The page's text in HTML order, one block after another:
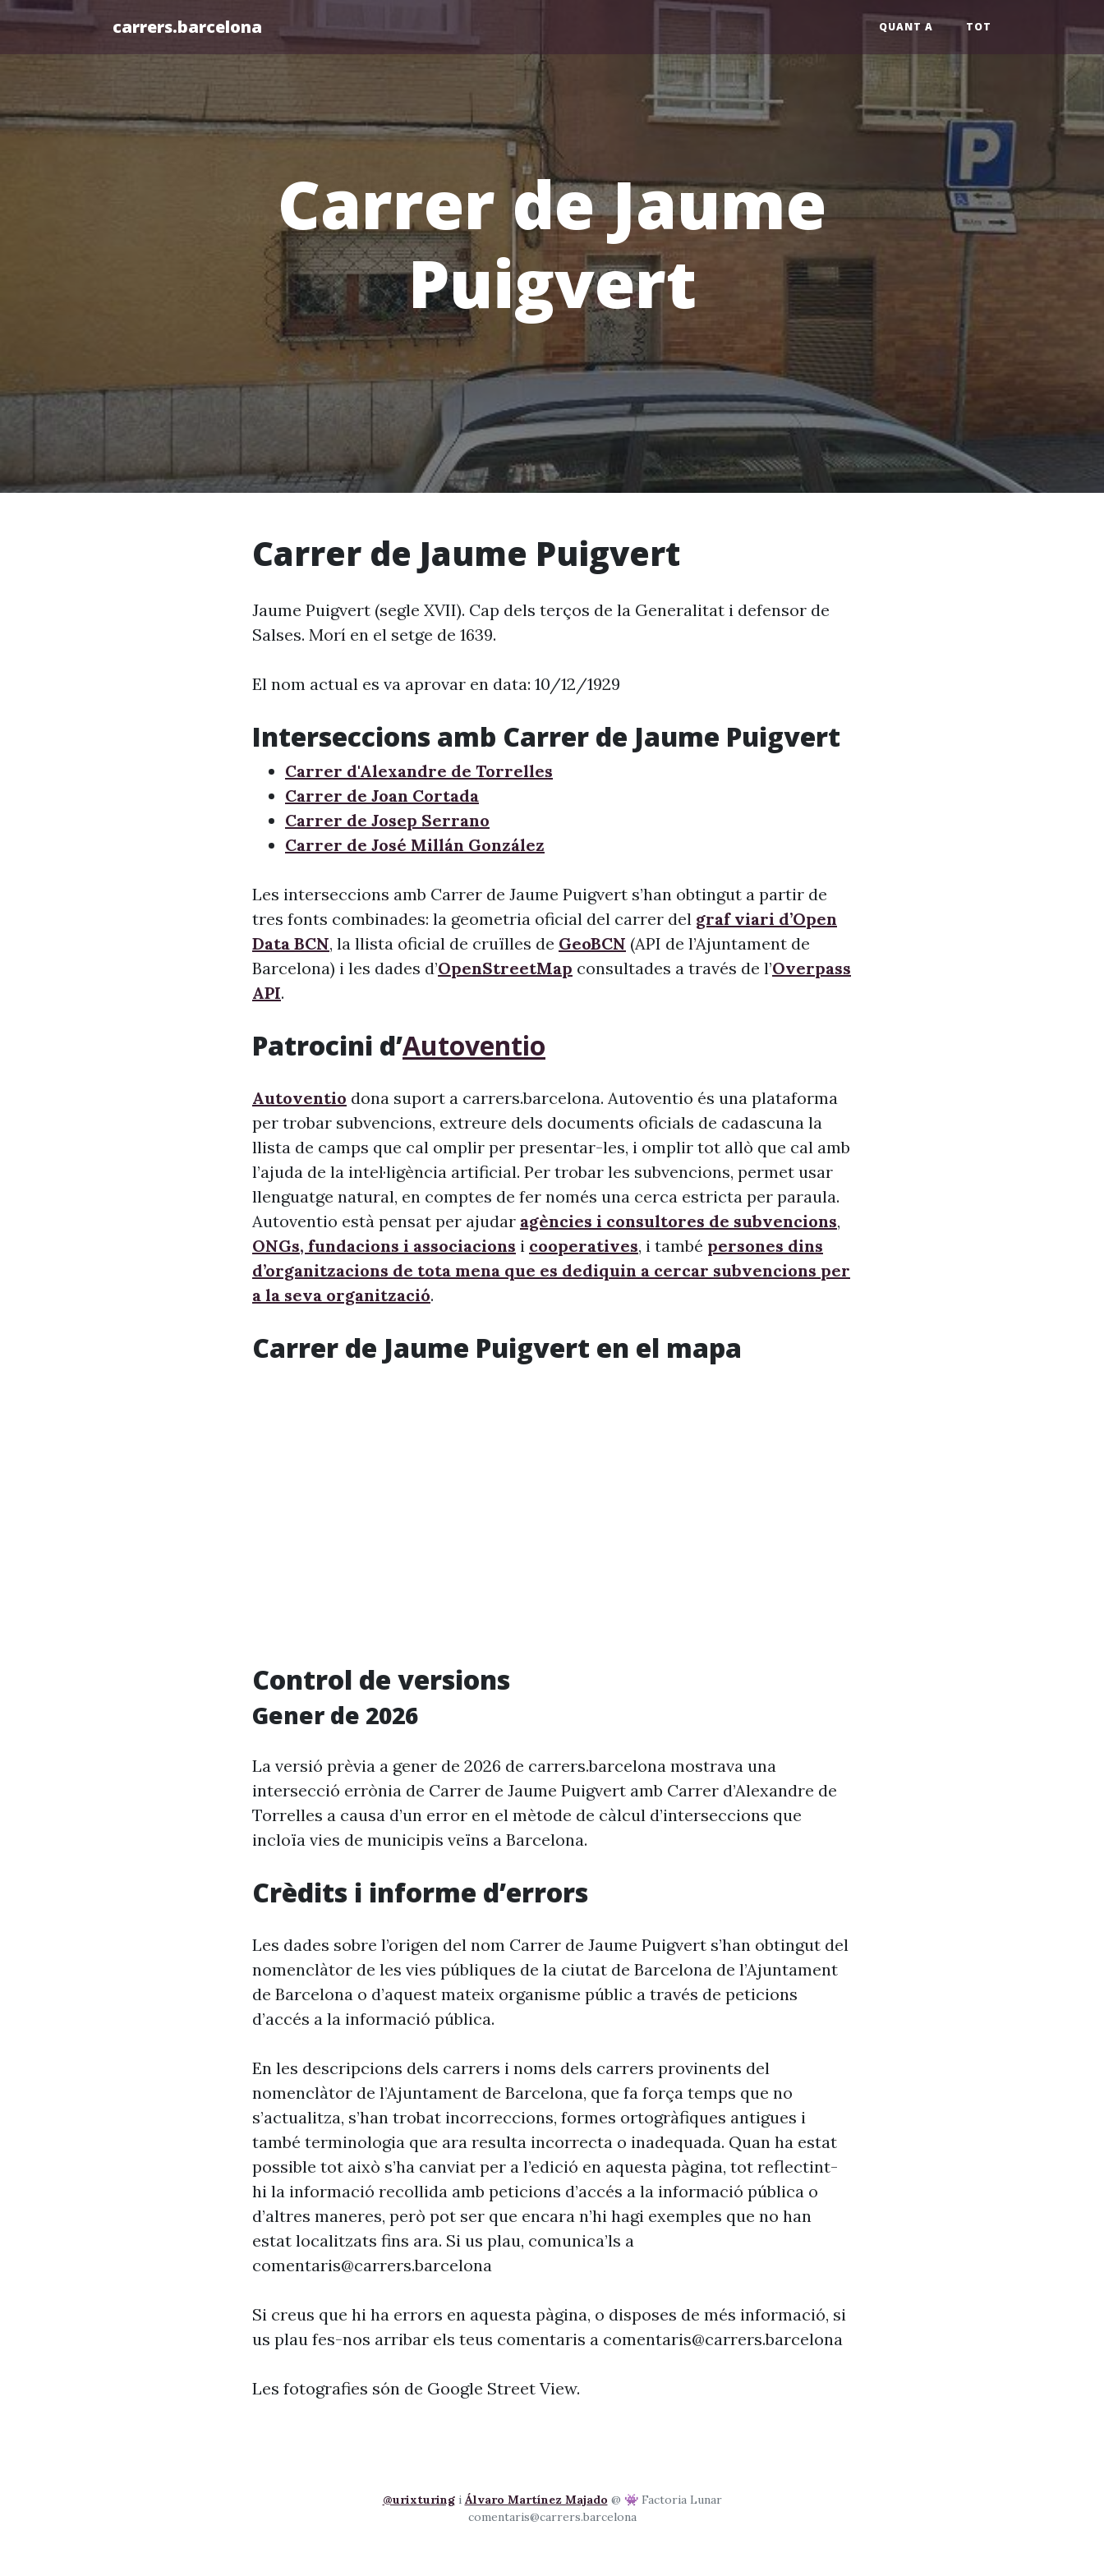
carrers.barcelona QUANT A TOT
Carrer de Jaume
Puigvert
Carrer de Jaume Puigvert
Jaume Puigvert (segle XVII). Cap dels terços de la Generalitat i defensor de
Salses. Morí en el setge de 1639.
El nom actual es va aprovar en data: 10/12/1929
Interseccions amb Carrer de Jaume Puigvert
Carrer d'Alexandre de Torrelles
Carrer de Joan Cortada
Carrer de Josep Serrano
Carrer de José Millán González
Les interseccions amb Carrer de Jaume Puigvert s’han obtingut a partir de
tres fonts combinades: la geometria oficial del carrer del graf viari d’Open
Data BCN, la llista oficial de cruïlles de GeoBCN (API de l’Ajuntament de
Barcelona) i les dades d’OpenStreetMap consultades a través de l’Overpass
API.
Patrocini d’Autoventio
Autoventio dona suport a carrers.barcelona. Autoventio és una plataforma
per trobar subvencions, extreure dels documents oficials de cadascuna la
llista de camps que cal omplir per presentar-les, i omplir tot allò que cal amb
l’ajuda de la intel·ligència artificial. Per trobar les subvencions, permet usar
llenguatge natural, en comptes de fer només una cerca estricta per paraula.
Autoventio està pensat per ajudar agències i consultores de subvencions,
ONGs, fundacions i associacions i cooperatives, i també persones dins
d’organitzacions de tota mena que es dediquin a cercar subvencions per
a la seva organització.
Carrer de Jaume Puigvert en el mapa
Control de versions
Gener de 2026
La versió prèvia a gener de 2026 de carrers.barcelona mostrava una
intersecció errònia de Carrer de Jaume Puigvert amb Carrer d’Alexandre de
Torrelles a causa d’un error en el mètode de càlcul d’interseccions que
incloïa vies de municipis veïns a Barcelona.
Crèdits i informe d’errors
Les dades sobre l’origen del nom Carrer de Jaume Puigvert s’han obtingut del
nomenclàtor de les vies públiques de la ciutat de Barcelona de l’Ajuntament
de Barcelona o d’aquest mateix organisme públic a través de peticions
d’accés a la informació pública.
En les descripcions dels carrers i noms dels carrers provinents del
nomenclàtor de l’Ajuntament de Barcelona, que fa força temps que no
s’actualitza, s’han trobat incorreccions, formes ortogràfiques antigues i
també terminologia que ara resulta incorrecta o inadequada. Quan ha estat
possible tot això s’ha canviat per a l’edició en aquesta pàgina, tot reflectint-
hi la informació recollida amb peticions d’accés a la informació pública o
d’altres maneres, però pot ser que encara n’hi hagi exemples que no han
estat localitzats fins ara. Si us plau, comunica’ls a
comentaris@carrers.barcelona
Si creus que hi ha errors en aquesta pàgina, o disposes de més informació, si
us plau fes-nos arribar els teus comentaris a comentaris@carrers.barcelona
Les fotografies són de Google Street View.
@urixturingi Álvaro Martínez Majado @ 👾 Factoria Lunar
comentaris@carrers.barcelona